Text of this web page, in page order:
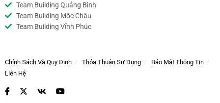
Team Building Quảng Bình
Team Building Mộc Châu
Team Building Vĩnh Phúc
Chính Sách Và Quy Định Thỏa Thuận Sử Dụng
Bảo Mật Thông Tin
Liên Hệ